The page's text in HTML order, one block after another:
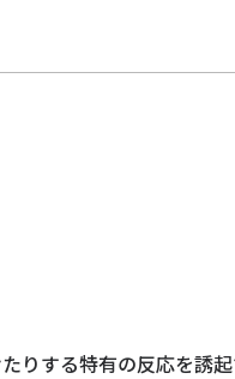
りする特有の反応を誘